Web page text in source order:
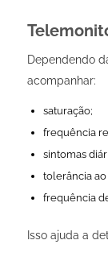
Dependendo
acompanhar:
saturação;
frequência
sintomas
tolerância
frequência
Isso ajuda a